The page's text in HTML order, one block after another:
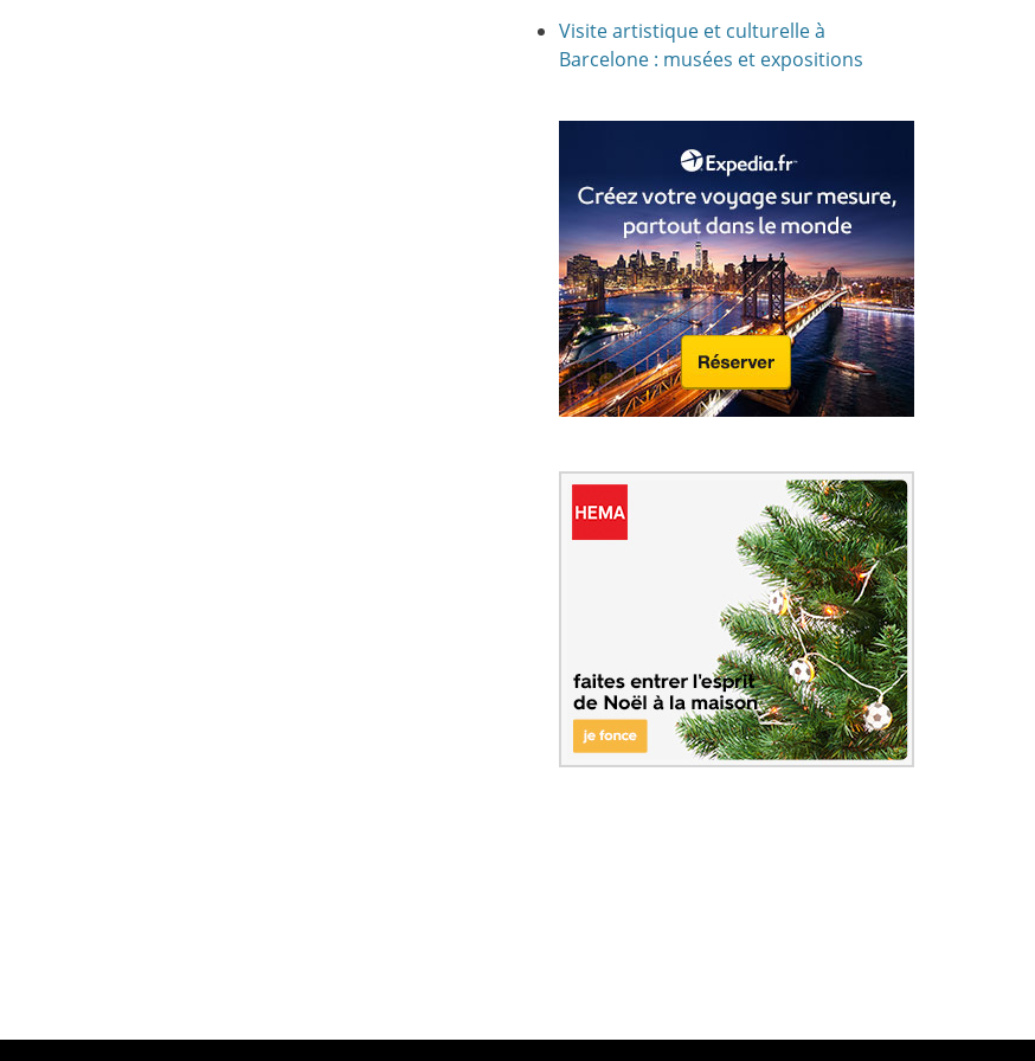
Visite artistique et culturelle à
Barcelone : musées et expositions